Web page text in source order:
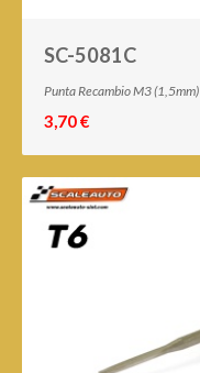
SC-5081C
Punta Recambio M3 (1,5mm)
3,70 €